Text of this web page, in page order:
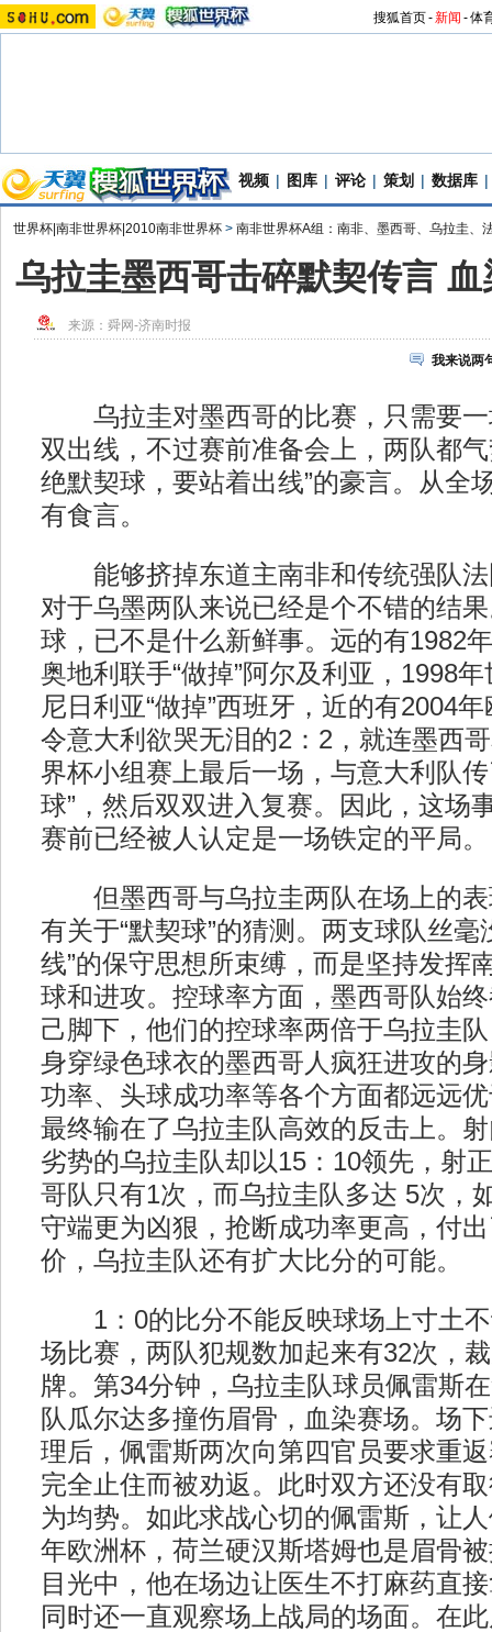
搜狐首页-新闻 -体
视频 | 图库 | 评论 | 策划 | 数据库 |
世界杯|南非世界杯|2010南非世界杯 > 南非世界杯A组：南非、墨西哥、乌拉圭、
乌拉圭墨西哥击碎默契传言
来源： 舜网-济南时报
我来说两
乌拉圭对墨西哥的比赛，只需要一
双出线，不过赛前准备会上，两队都
绝默契球，要站着出线”的豪言。从全
有食言。
能够挤掉东道主南非和传统强队法
对于乌墨两队来说已经是个不错的结
球，已不是什么新鲜事。远的有1982
奥地利联手“做掉”阿尔及利亚，1998
尼日利亚“做掉”西班牙，近的有2004
令意大利欲哭无泪的2：2，就连墨西
界杯小组赛上最后一场，与意大利队
球”，然后双双进入复赛。因此，这场
赛前已经被人认定是一场铁定的平局。
但墨西哥与乌拉圭两队在场上的表
有关于“默契球”的猜测。两支球队丝毫
线”的保守思想所束缚，而是坚持发挥
球和进攻。控球率方面，墨西哥队始
己脚下，他们的控球率两倍于乌拉圭
身穿绿色球衣的墨西哥人疯狂进攻的
功率、头球成功率等各个方面都远远
最终输在了乌拉圭队高效的反击上。
劣势的乌拉圭队却以15：10领先，射
哥队只有1次，而乌拉圭队多达 5次，
守端更为凶狠，抢断成功率更高，付
价，乌拉圭队还有扩大比分的可能。
1：0的比分不能反映球场上寸土不
场比赛，两队犯规数加起来有32次，
牌。第34分钟，乌拉圭队球员佩雷斯
队瓜尔达多撞伤眉骨，血染赛场。场
理后，佩雷斯两次向第四官员要求重
完全止住而被劝返。此时双方还没有
为均势。如此求战心切的佩雷斯，让
年欧洲杯，荷兰硬汉斯塔姆也是眉骨
目光中，他在场边让医生不打麻药直
同时还一直观察场上战局的场面。在